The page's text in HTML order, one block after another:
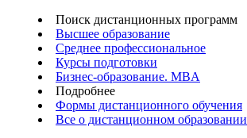
Поиск дистанционных программ
Высшее образование
Среднее профессиональное
Курсы подготовки
Бизнес-образование. MBA
Подробнее
Формы дистанционного обучения
Все о дистанционном образовании